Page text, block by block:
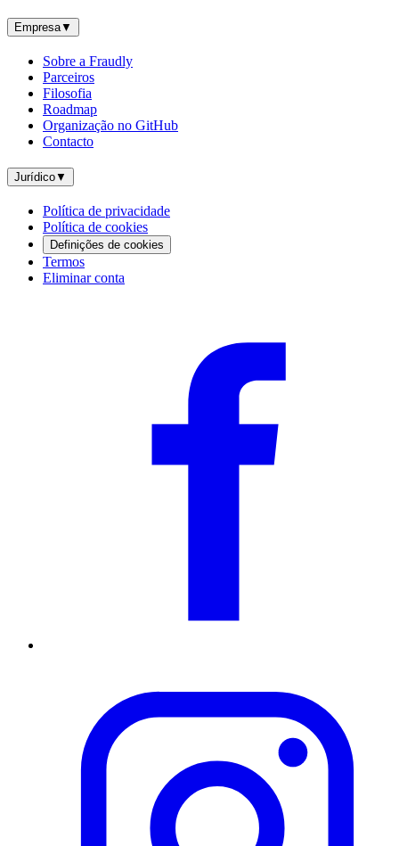
Empresa▼
Sobre a Fraudly
Parceiros
Filosofia
Roadmap
Organização no GitHub
Contacto
Jurídico▼
Política de privacidade
Política de cookies
Definições de cookies
Termos
Eliminar conta